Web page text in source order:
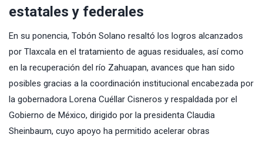
estatales y federales
En su ponencia, Tobón Solano resaltó los logros alcanzados
por Tlaxcala en el tratamiento de aguas residuales, así como
en la recuperación del río Zahuapan, avances que han sido
posibles gracias a la coordinación institucional encabezada por
la gobernadora Lorena Cuéllar Cisneros y respaldada por el
Gobierno de México, dirigido por la presidenta Claudia
Sheinbaum, cuyo apoyo ha permitido acelerar obras